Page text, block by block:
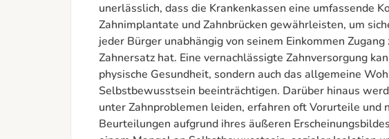
unerlässlich, dass die Krankenkassen eine umfassende
Zahnimplantate und Zahnbrücken gewährleisten, um
jeder Bürger unabhängig von seinem Einkommen
Zahnersatz hat. Eine vernachlässigte Zahnversorgung
physische Gesundheit, sondern auch das allgemeine
Selbstbewusstsein beeinträchtigen. Darüber hinaus
unter Zahnproblemen leiden, erfahren oft Vorurteile und
Beurteilungen aufgrund ihres äußeren